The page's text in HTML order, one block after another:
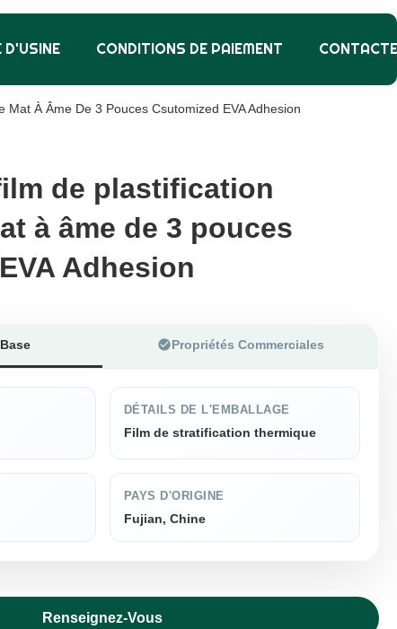
D'USINE CONDITIONS DE PAIEMENT
À Âme De 3 Pouces Csutomized EVA Adhesion
de plastification
à âme de 3 pouces
Adhesion
de plastification
à âme de 3 pouces
Adhesion
Propriétés Commerciales
DÉTAILS DE L'EMBALLAGE
Film de stratification thermique
PAYS D'ORIGINE
Fujian, Chine
Renseignez-Vous